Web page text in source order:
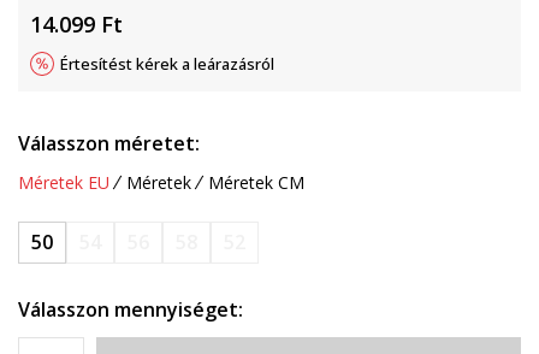
14.099 Ft
Értesítést kérek a leárazásról
Válasszon méretet:
Méretek EU Méretek Méretek CM
50
Válasszon mennyiséget: